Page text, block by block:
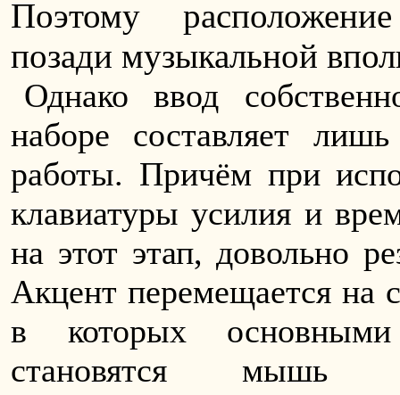
Поэтому
позади музыкальной
Однако ввод
наборе составляет
работы. Причём при
клавиатуры усилия и
на этот этап, довольно
Акцент перемещается на
в которых основными
становятся мышь